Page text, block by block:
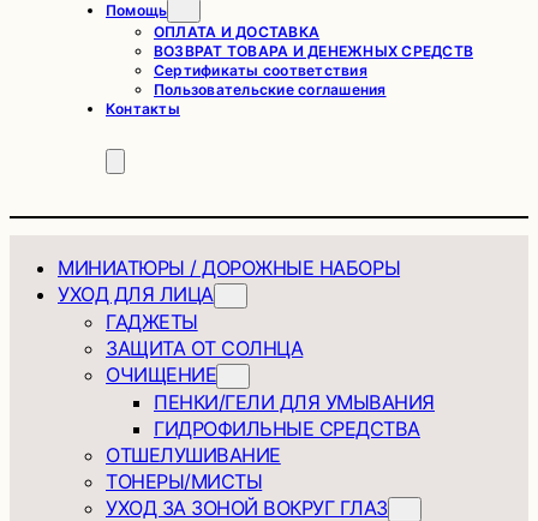
Помощь
ОПЛАТА И ДОСТАВКА
ВОЗВРАТ ТОВАРА И ДЕНЕЖНЫХ СРЕДСТВ
Сертификаты соответствия
Пользовательские соглашения
Контакты
МИНИАТЮРЫ / ДОРОЖНЫЕ НАБОРЫ
УХОД ДЛЯ ЛИЦА
ГАДЖЕТЫ
ЗАЩИТА ОТ СОЛНЦА
ОЧИЩЕНИЕ
ПЕНКИ/ГЕЛИ ДЛЯ УМЫВАНИЯ
ГИДРОФИЛЬНЫЕ СРЕДСТВА
ОТШЕЛУШИВАНИЕ
ТОНЕРЫ/МИСТЫ
УХОД ЗА ЗОНОЙ ВОКРУГ ГЛАЗ